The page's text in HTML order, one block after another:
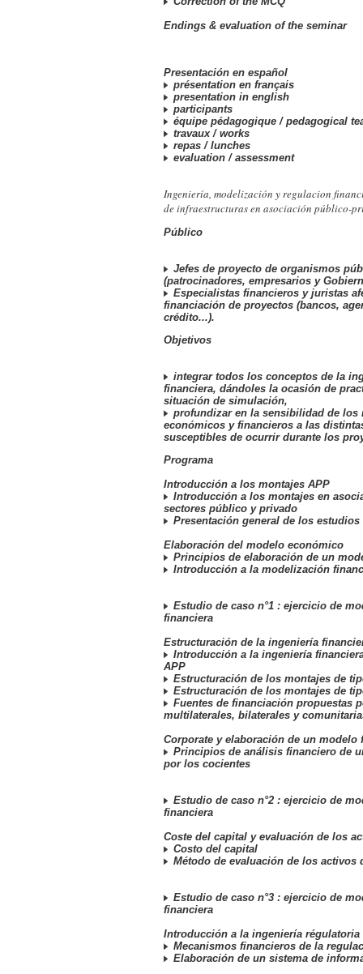
Endings & evaluation of the seminar
Presentación en español
présentation en français
presentation in english
participants
équipe pédagogique / pedagogical
travaux / works
repas / lunches
evaluation / assessment
Ingeniería, modelización y regulacion
de infraestructuras en asociación público-
Público
Jefes de proyecto de organismos
(patrocinadores, empresarios y
Especialistas financieros y juristas
financiación de proyectos (bancos,
crédito...).
Objetivos
integrar todos los conceptos de la
financiera, dándoles la ocasión de
situación de simulación,
profundizar en la sensibilidad de los
económicos y financieros a las
susceptibles de ocurrir durante los
Programa
Introducción a los montajes APP
Introducción a los montajes en
sectores público y privado
Presentación general de los estudios
Elaboración del modelo económico
Principios de elaboración de un
Introducción a la modelización
Estudio de caso n°1 : ejercicio de
financiera
Estructuración de la ingeniería
Introducción a la ingeniería
APP
Estructuración de los montajes de
Estructuración de los montajes de
Fuentes de financiación propuestas
multilaterales, bilaterales y
Corporate y elaboración de un modelo
Principios de análisis financiero de
por los cocientes
Estudio de caso n°2 : ejercicio de
financiera
Coste del capital y evaluación de los
Costo del capital
Método de evaluación de los activos
Estudio de caso n°3 : ejercicio de
financiera
Introducción a la ingeniería régulatoria
Mecanismos financieros de la
Elaboración de un sistema de